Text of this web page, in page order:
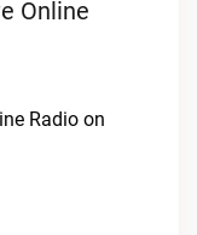
Online
Radio on